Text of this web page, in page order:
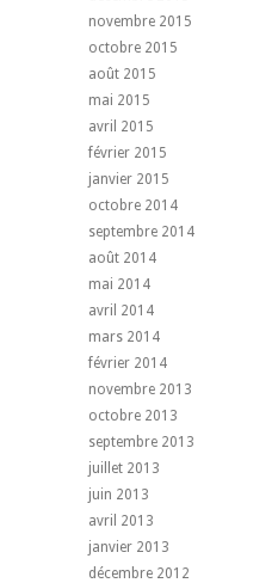
novembre 2015
octobre 2015
août 2015
mai 2015
avril 2015
février 2015
janvier 2015
octobre 2014
septembre 2014
août 2014
mai 2014
avril 2014
mars 2014
février 2014
novembre 2013
octobre 2013
septembre 2013
juillet 2013
juin 2013
avril 2013
janvier 2013
décembre 2012